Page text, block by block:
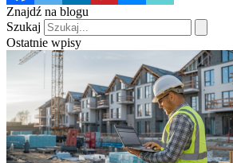
Znajdź na blogu
Szukaj
Ostatnie wpisy